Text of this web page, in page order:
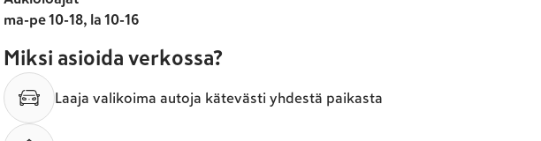
ma-pe 10-18, la 10-16
Miksi asioida verkossa?
Laaja valikoima autoja kätevästi yhdestä paikasta